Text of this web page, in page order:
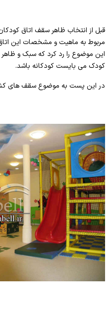
قبل از انتخاب ظاهر سقف اتاق
مربوط به ماهیت و مشخصات این
این موضوع را رد کرد که سبک و
کودک می بایست کودکانه باشد.
در این پست به موضوع سقف های